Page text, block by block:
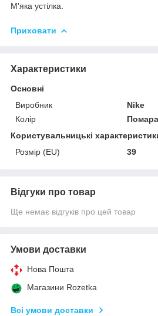
М'яка устілка.
Приховати
Характеристики
Основні
Виробник
Nike
Колір
Користувальницькі
Розмір (EU)
39
Відгуки про товар
Ще немає відгуків про цей товар
Умови доставки
Нова Пошта
Магазини Rozetka
Всі умови доставки